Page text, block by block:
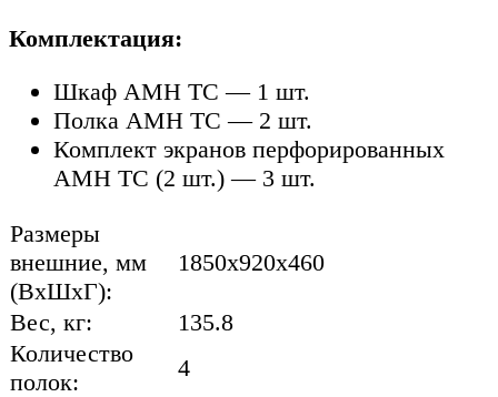
Комплектация:
Шкаф AMH TC — 1 шт.
Полка AMH TC — 2 шт.
Комплект экранов перфорированных
AMH TC (2 шт.) — 3 шт.
Размеры
внешние, мм
(ВхШхГ):
1850x920x460
Вес, кг:
135.8
Количество
полок:
4